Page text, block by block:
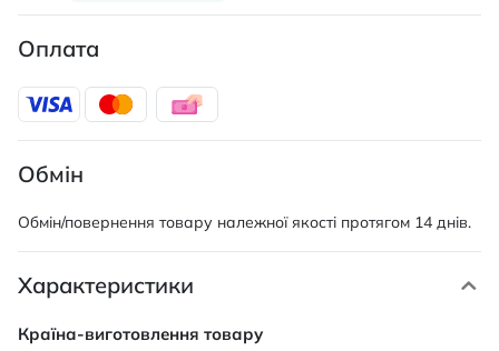
Оплата
Обмін
Обмін/повернення товару належної якості протягом 14 днів.
Характеристики
Характеристики